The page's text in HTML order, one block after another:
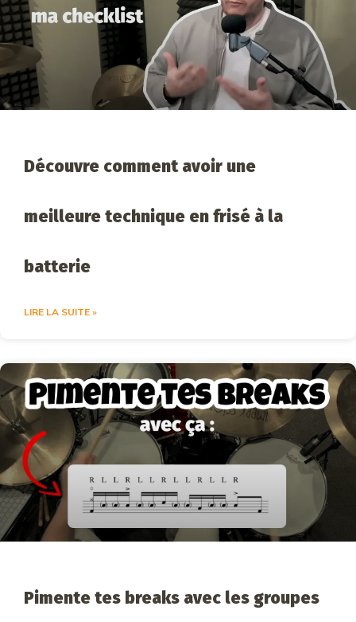
Découvre comment avoir une
meilleure technique en frisé à la
batterie
LIRE LA SUITE »
Pimente tes breaks avec les groupes